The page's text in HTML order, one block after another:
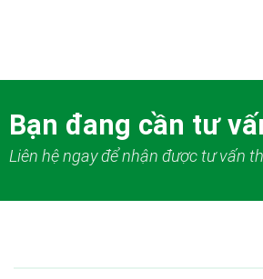
Bạn đang cần tư
Liên hệ ngay để nhận được tư vấn